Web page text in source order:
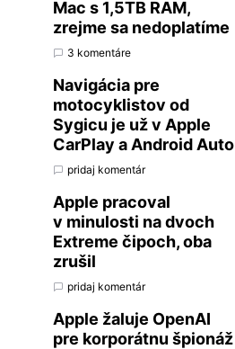
Mac s 1,5TB RAM,
zrejme sa nedoplatíme
3 komentáre
Navigácia pre
motocyklistov od
Sygicu je už v Apple
CarPlay a Android Auto
pridaj komentár
Apple pracoval
v minulosti na dvoch
Extreme čipoch, oba
zrušil
pridaj komentár
Apple žaluje OpenAI
pre korporátnu špionáž